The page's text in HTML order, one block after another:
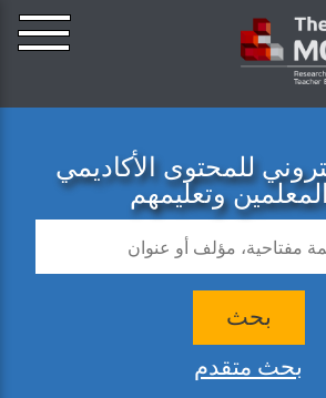
للمحتوى الأكاديمي
وتعليمهم
بحث
بحث متقدم